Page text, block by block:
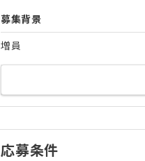
募集背景
増員
応募条件